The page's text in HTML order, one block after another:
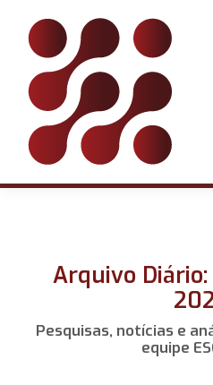
Arquivo
Pesquisas, notícias e
equipe